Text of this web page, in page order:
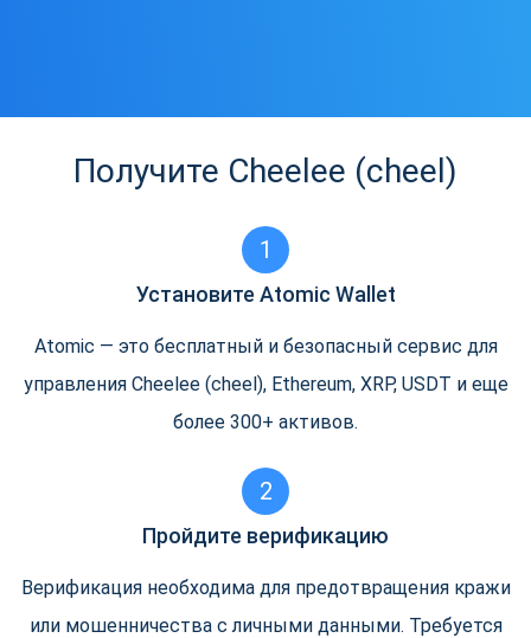
Получите Cheelee (cheel)
1
Установите Atomic Wallet
Atomic — это бесплатный и безопасный сервис для
управления Cheelee (cheel), Ethereum, XRP, USDT и еще
более 300+ активов.
2
Пройдите верификацию
Верификация необходима для предотвращения кражи
или мошенничества с личными данными. Требуется